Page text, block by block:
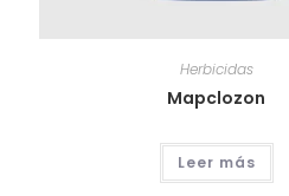
Herbicidas
Mapclozon
Leer más